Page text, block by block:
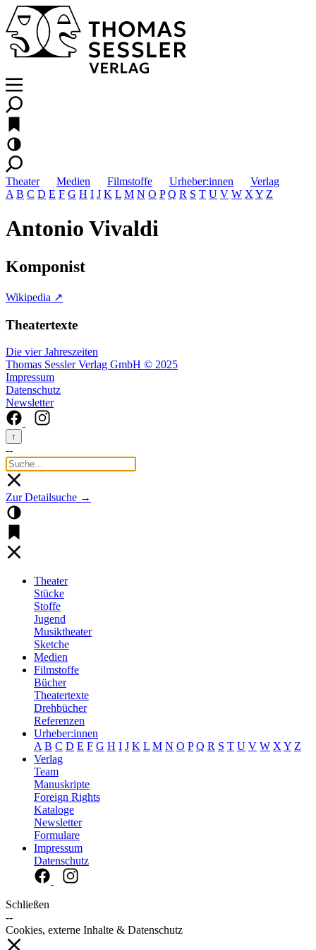
Theater Medien Filmstoffe Urheber:innen
Verlag
A B C D E F G H I J K L M N O P Q R S T U V W X Y Z
Antonio Vivaldi
Komponist
Wikipedia ↗
Theatertexte
Die vier Jahreszeiten
Thomas Sessler Verlag GmbH © 2025
Impressum
Datenschutz
Newsletter
↑
--
Zur Detailsuche →
Theater
Stücke
Stoffe
Jugend
Musiktheater
Sketche
Medien
Filmstoffe
Bücher
Theatertexte
Drehbücher
Referenzen
Urheber:innen
A B C D E F G H I J K L M N O P Q R S T U V W X Y Z
Verlag
Team
Manuskripte
Foreign Rights
Kataloge
Newsletter
Formulare
Impressum
Datenschutz
Schließen
--
Cookies, externe Inhalte & Datenschutz